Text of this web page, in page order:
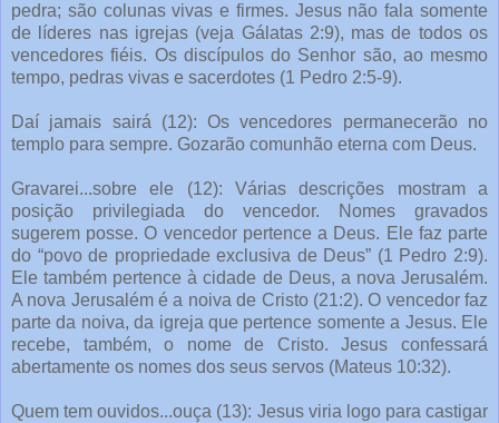
pedra; são colunas vivas e firmes. Jesus não fala somente
de líderes nas igrejas (veja Gálatas 2:9), mas de todos os
vencedores fiéis. Os discípulos do Senhor são, ao mesmo
tempo, pedras vivas e sacerdotes (1 Pedro 2:5-9).
Daí jamais sairá (12): Os vencedores permanecerão no
templo para sempre. Gozarão comunhão eterna com Deus.
Gravarei...sobre ele (12): Várias descrições mostram a
posição privilegiada do vencedor. Nomes gravados
sugerem posse. O vencedor pertence a Deus. Ele faz parte
do “povo de propriedade exclusiva de Deus” (1 Pedro 2:9).
Ele também pertence à cidade de Deus, a nova Jerusalém.
A nova Jerusalém é a noiva de Cristo (21:2). O vencedor faz
parte da noiva, da igreja que pertence somente a Jesus. Ele
recebe, também, o nome de Cristo. Jesus confessará
abertamente os nomes dos seus servos (Mateus 10:32).
Quem tem ouvidos...ouça (13): Jesus viria logo para castigar